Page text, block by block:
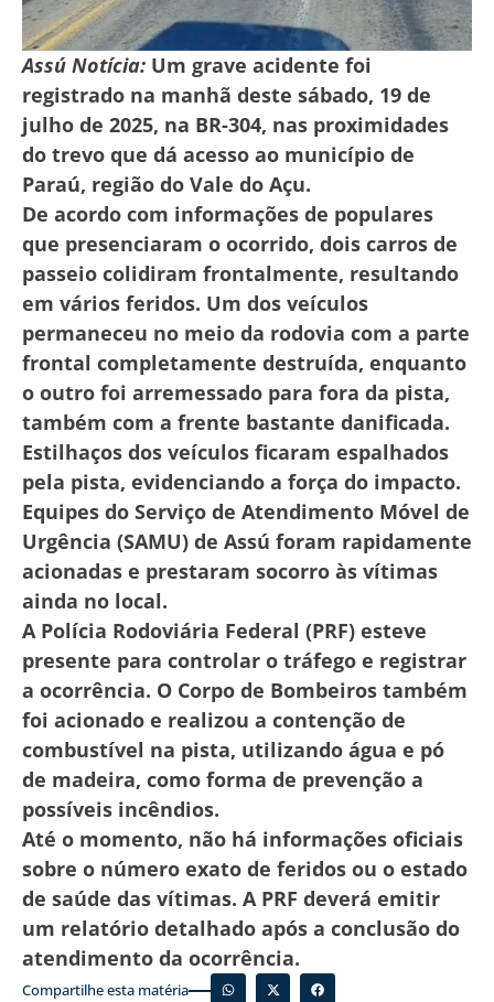
Assú Notícia: Um grave acidente foi
registrado na manhã deste sábado, 19 de
julho de 2025, na BR-304, nas proximidades
do trevo que dá acesso ao município de
Paraú, região do Vale do Açu.
De acordo com informações de populares
que presenciaram o ocorrido, dois carros de
passeio colidiram frontalmente, resultando
em vários feridos. Um dos veículos
permaneceu no meio da rodovia com a parte
frontal completamente destruída, enquanto
o outro foi arremessado para fora da pista,
também com a frente bastante danificada.
Estilhaços dos veículos ficaram espalhados
pela pista, evidenciando a força do impacto.
Equipes do Serviço de Atendimento Móvel de
Urgência (SAMU) de Assú foram rapidamente
acionadas e prestaram socorro às vítimas
ainda no local.
A Polícia Rodoviária Federal (PRF) esteve
presente para controlar o tráfego e registrar
a ocorrência. O Corpo de Bombeiros também
foi acionado e realizou a contenção de
combustível na pista, utilizando água e pó
de madeira, como forma de prevenção a
possíveis incêndios.
Até o momento, não há informações oficiais
sobre o número exato de feridos ou o estado
de saúde das vítimas. A PRF deverá emitir
um relatório detalhado após a conclusão do
atendimento da ocorrência.
Compartilhe esta matéria